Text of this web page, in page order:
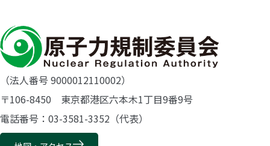
（法人番号 9000012110002）
〒106-8450 東京都港区六本木1丁目9番9号
電話番号：03-3581-3352（代表）